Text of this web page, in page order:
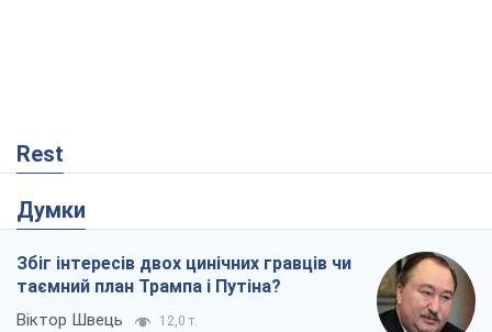
Rest
Думки
Збіг інтересів двох цинічних гравців чи
таємний план Трампа і Путіна?
Віктор Швець 12,0 т.